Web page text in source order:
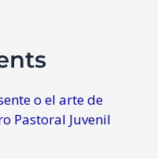
o el arte de
Pastoral Juvenil